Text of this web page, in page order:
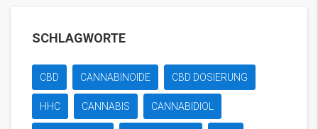
SCHLAGWORTE
CBD CANNABINOIDE CBD DOSIERUNG
HHC CANNABIS CANNABIDIOL